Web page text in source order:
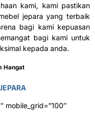
kami, kami pastikan
jepara yang terbaik
bagi kami kepuasan
bagi kami untuk
kepada anda.
Hangat
mobile_grid=”100″